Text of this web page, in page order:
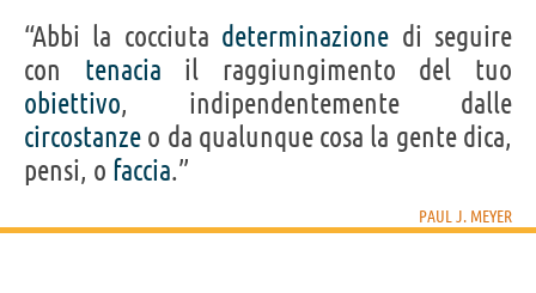
“Abbi la cocciuta determinazione di seguire
con tenacia il raggiungimento del tuo
obiettivo, indipendentemente dalle
circostanze o da qualunque cosa la gente dica,
pensi, o faccia.”
PAUL J. MEYER